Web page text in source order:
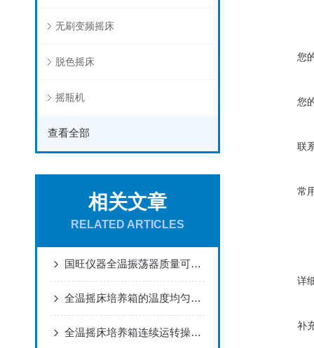
无刷变频摇床
脱色摇床
摇瓶机
查看全部
相关文章
RELATED ARTICLES
国旺仪器全温振荡器质量可靠性能稳定！
全温摇床培养箱的温度均匀度调整
全温摇床培养箱连续运转操作方法详解
您
您
联
常
详
补